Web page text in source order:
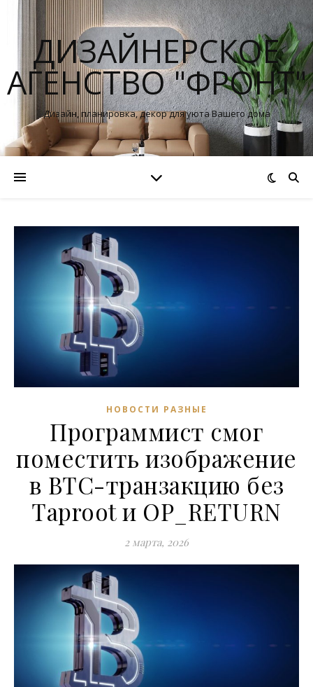
ДИЗАЙНЕРСКОЕ
АГЕНСТВО "ФРОНТ"
Дизайн, планировка, декор для уюта Вашего дома
НОВОСТИ РАЗНЫЕ
Программист смог
поместить изображение
в BTC-транзакцию без
Taproot и OP_RETURN
2 марта, 2026